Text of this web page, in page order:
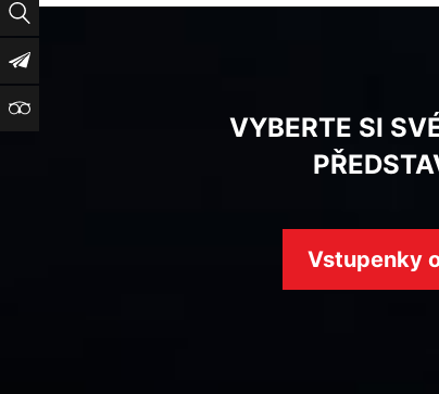
Vyhledat
Newsletter
TripAdvisor
VYBERTE SI
Vstupenky